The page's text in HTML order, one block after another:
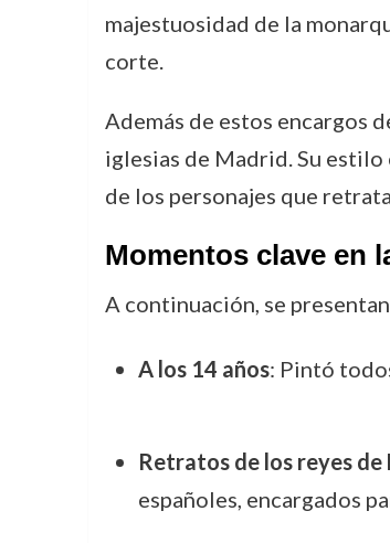
majestuosidad de la
corte.
Además de estos encargos
iglesias de Madrid. Su
de los personajes que
Momentos clave en
A continuación, se
A los 14 años: Pintó
Retratos de los reyes de
españoles, encargados